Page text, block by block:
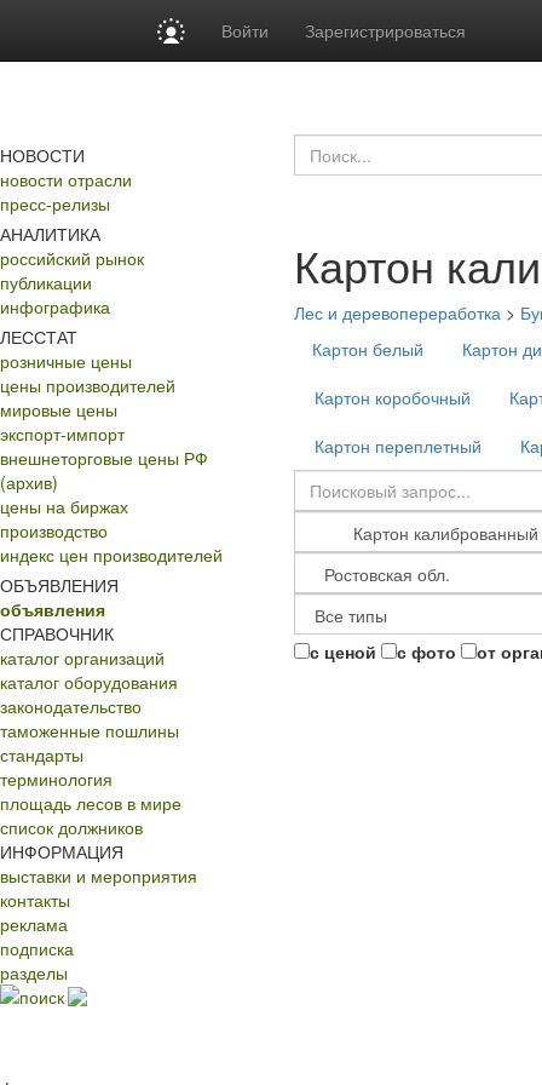
Войти Зарегистрироваться
НОВОСТИ
новости отрасли
пресс-релизы
АНАЛИТИКА
российский рынок
публикации
инфографика
ЛЕССТАТ
розничные цены
цены производителей
мировые цены
экспорт-импорт
внешнеторговые цены РФ
(архив)
цены на биржах
производство
индекс цен производителей
ОБЪЯВЛЕНИЯ
объявления
СПРАВОЧНИК
каталог организаций
каталог оборудования
законодательство
таможенные пошлины
стандарты
терминология
площадь лесов в мире
список должников
ИНФОРМАЦИЯ
выставки и мероприятия
контакты
реклама
подписка
разделы
поиск
Картон
Лес и деревопереработка >
Картон белый
Картон
Картон коробочный
Картон переплетный
с ценой с фото от